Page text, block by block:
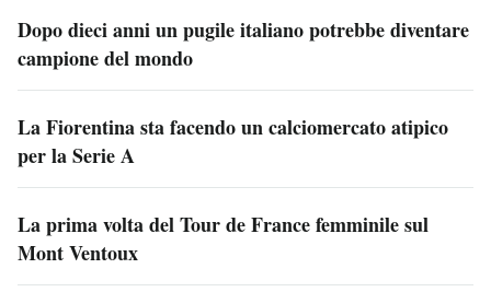
Dopo dieci anni un pugile italiano potrebbe diventare
campione del mondo
La Fiorentina sta facendo un calciomercato atipico
per la Serie A
La prima volta del Tour de France femminile sul
Mont Ventoux